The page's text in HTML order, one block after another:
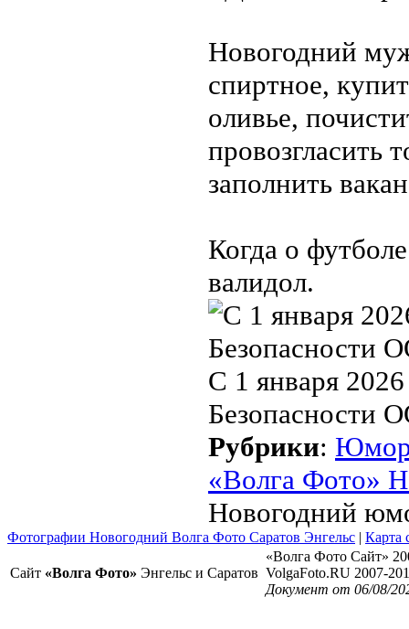
Новогодний
спиртное,
оливье,
провозгласить
заполнить
Когда о
валидол.
С 1 января
Безопасности
Рубрики:
«Волга Фото»
Новогодний
Фотографии Новогодний Волга Фото Саратов Энгельс | Карта
Сайт «Волга Фото» Энгельс и Саратов
«Волга Фото Сайт»
VolgaFoto.RU 2007-
Документ от 06/08/